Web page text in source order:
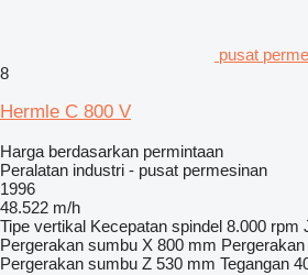
pusat
8
Hermle C 800 V
Harga berdasarkan permintaan
Peralatan industri - pusat permesinan
1996
48.522 m/h
Tipe vertikal Kecepatan spindel 8.000 rpm
Pergerakan sumbu X 800 mm
Pergerakan sumbu Z 530 mm Tegangan